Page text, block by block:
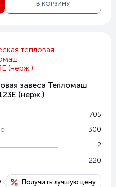
В КОРЗИНУ
завеса Тепломаш
(нерж.)
705
300
2
220
Получить лучшую цену